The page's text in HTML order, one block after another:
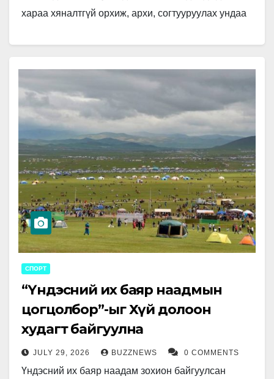
хараа хяналтгүй орхиж, архи, согтууруулах ундаа
СПОРТ
“Үндэсний их баяр наадмын
цогцолбор”-ыг Хүй долоон
худагт байгуулна
JULY 29, 2026 BUZZNEWS 0 COMMENTS
Үндэсний их баяр наадам зохион байгуулсан